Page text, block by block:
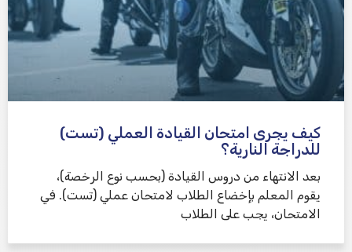
كيف يجرى امتحان القيادة العملي (تست)
للدراجة النارية؟
بعد الانتهاء من دروس القيادة (بحسب نوع الرخصة)،
يقوم المعلم بإخضاع الطلاب لامتحان عملي (تست). في
الامتحان، يجب على الطلاب